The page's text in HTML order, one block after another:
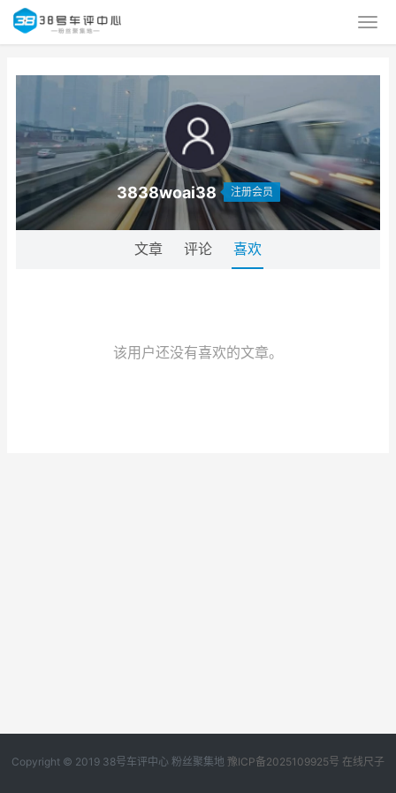
3838woai38 注册会员
文章 评论 喜欢
该用户还没有喜欢的文章。
Copyright © 2019 38号车评中心 粉丝聚集地 豫ICP备2025109925号 在线尺子